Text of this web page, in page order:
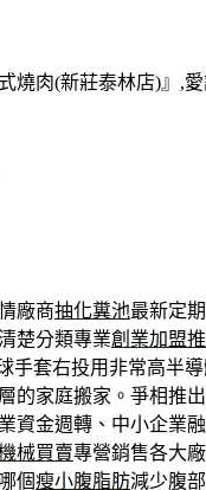
肉(新莊泰林店)』,
廠商抽化糞池最新定
楚分類專業創業加盟
手套右投用非常高半
的家庭搬家。爭相推
資金週轉、中小企業
械買賣專營銷售各大
個瘦小腹脂肪減少腹